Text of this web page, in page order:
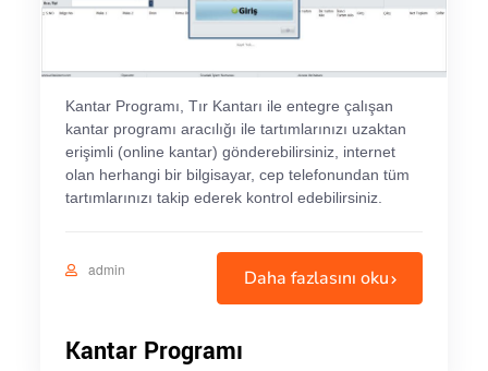
Kantar Programı, Tır Kantarı ile entegre çalışan
kantar programı aracılığı ile tartımlarınızı uzaktan
erişimli (online kantar) gönderebilirsiniz, internet
olan herhangi bir bilgisayar, cep telefonundan tüm
tartımlarınızı takip ederek kontrol edebilirsiniz.
admin Daha fazlasını oku
Kantar Programı